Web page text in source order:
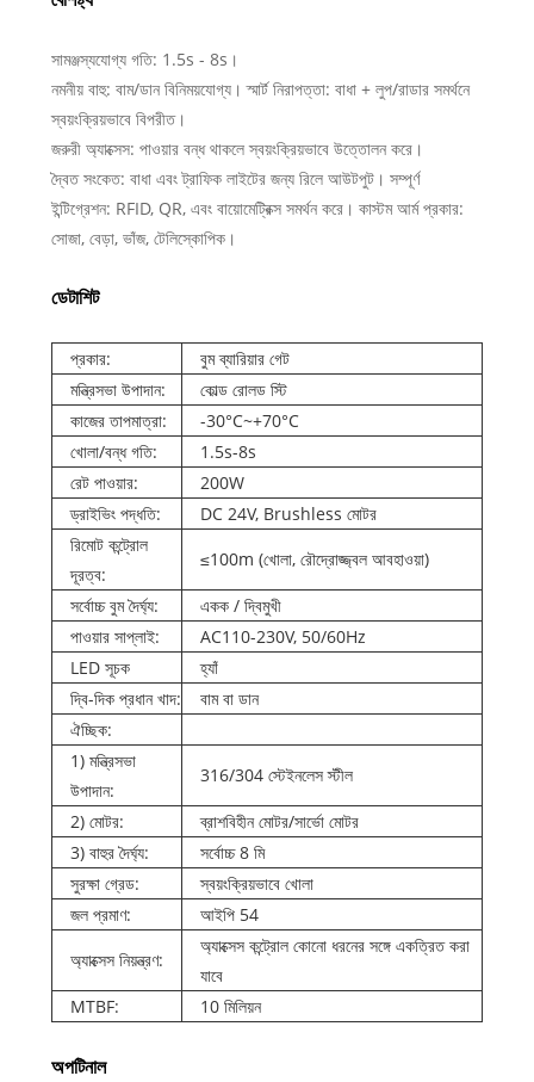
সামঞ্জস্যযোগ্য গতি: 1.5s - 8s।
নমনীয় বাহু: বাম/ডান বিনিময়যোগ্য। স্মার্ট নিরাপত্তা: বাধা + লুপ/রাডার সমর্থনে
স্বয়ংক্রিয়ভাবে বিপরীত।
জরুরী অ্যাক্সেস: পাওয়ার বন্ধ থাকলে স্বয়ংক্রিয়ভাবে উত্তোলন করে।
দ্বৈত সংকেত: বাধা এবং ট্রাফিক লাইটের জন্য রিলে আউটপুট। সম্পূর্ণ
ইন্টিগ্রেশন: RFID, QR, এবং বায়োমেট্রিক্স সমর্থন করে। কাস্টম আর্ম প্রকার:
সোজা, বেড়া, ভাঁজ, টেলিস্কোপিক।
ডেটাশিট
প্রকার:
বুম ব্যারিয়ার গেট
মন্ত্রিসভা উপাদান:
কোল্ড রোলড স্টি
কাজের তাপমাত্রা:
-30°C~+70°C
খোলা/বন্ধ গতি:
1.5s-8s
রেট পাওয়ার:
200W
ড্রাইভিং পদ্ধতি:
DC 24V, Brushless মোটর
রিমোট কন্ট্রোল
দূরত্ব:
≤100m (খোলা, রৌদ্রোজ্জ্বল আবহাওয়া)
সর্বোচ্চ বুম দৈর্ঘ্য:
একক / দ্বিমুখী
পাওয়ার সাপ্লাই:
AC110-230V, 50/60Hz
LED সূচক
হ্যাঁ
দ্বি-দিক প্রধান খাদ:
বাম বা ডান
ঐচ্ছিক:
1) মন্ত্রিসভা
উপাদান:
316/304 স্টেইনলেস স্টীল
2) মোটর:
ব্রাশবিহীন মোটর/সার্ভো মোটর
3) বাহুর দৈর্ঘ্য:
সর্বোচ্চ 8 মি
সুরক্ষা গ্রেড:
স্বয়ংক্রিয়ভাবে খোলা
জল প্রমাণ:
আইপি 54
অ্যাক্সেস নিয়ন্ত্রণ:
অ্যাক্সেস কন্ট্রোল কোনো ধরনের সঙ্গে একত্রিত করা
যাবে
MTBF:
10 মিলিয়ন
অপটিনাল